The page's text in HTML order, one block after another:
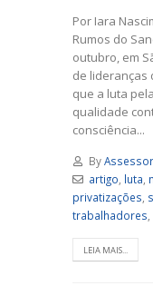
Por Iara
Rumos do
outubro, em
de lideranças
que a luta
qualidade
consciência...
By
artigo, luta,
privatizações,
trabalhadores,
LEIA MAIS...